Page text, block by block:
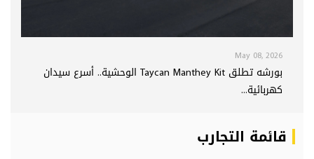
May 08, 2026
بورشه تطلق Taycan Manthey Kit الوحشية.. أسرع سيدان
كهربائية...
قائمة التجارب